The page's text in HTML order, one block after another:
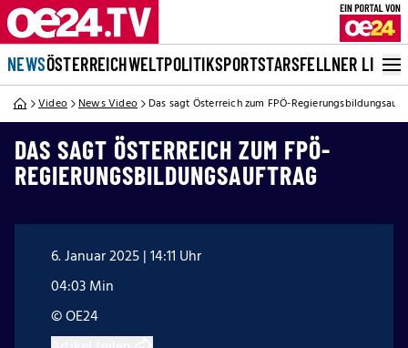
NEWSÖSTERREICHWELTPOLITIKSPORTSTARSFELLNER LIVE
Video News Video Das sagt Österreich zum FPÖ-
DAS SAGT ÖSTERREICH ZUM FPÖ-
REGIERUNGSBILDUNGSAUFTRAG
6. Januar 2025 | 14:11 Uhr
04:03 Min
© OE24